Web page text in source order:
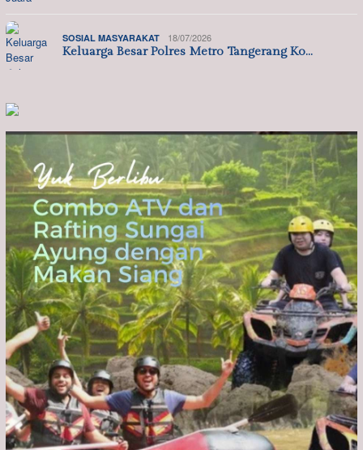
SOSIAL MASYARAKAT 18/07/2026
Keluarga Besar Polres Metro Tangerang Ko…